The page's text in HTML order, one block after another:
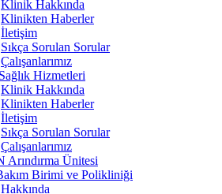
Klinik Hakkında
Klinikten Haberler
İletişim
Sıkça Sorulan Sorular
Çalışanlarımız
Hizmetleri
Klinik Hakkında
Klinikten Haberler
İletişim
Sıkça Sorulan Sorular
Çalışanlarımız
Arındırma Ünitesi
Birimi ve Polikliniği
Hakkında